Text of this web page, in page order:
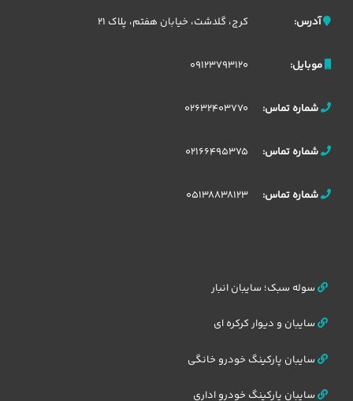
آدرس: کرج، گلدشت، خیابان هفتم، پلاک 21
موبایل: 09123793120
شماره تماس: 02632403770
شماره تماس: 02166495375
شماره تماس: 05138838123
سوله سبک؛ سایبان انبار
سایبان و دیوار کرکره ای
سایبان پارکینگ خودرو خانگی
سایبان پارکینگ خودرو اداری